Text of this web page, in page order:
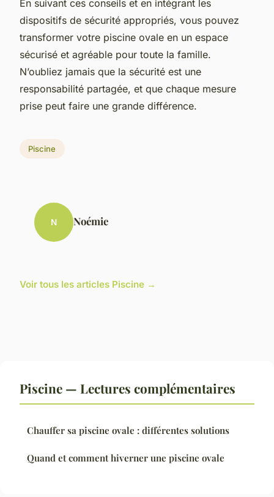
En suivant ces conseils et en intégrant les
dispositifs de sécurité appropriés, vous pouvez
transformer votre piscine ovale en un espace
sécurisé et agréable pour toute la famille.
N’oubliez jamais que la sécurité est une
responsabilité partagée, et que chaque mesure
prise peut faire une grande différence.
Piscine
N Noémie
Voir tous les articles Piscine →
Piscine — Lectures complémentaires
Chauffer sa piscine ovale : différentes solutions
Quand et comment hiverner une piscine ovale